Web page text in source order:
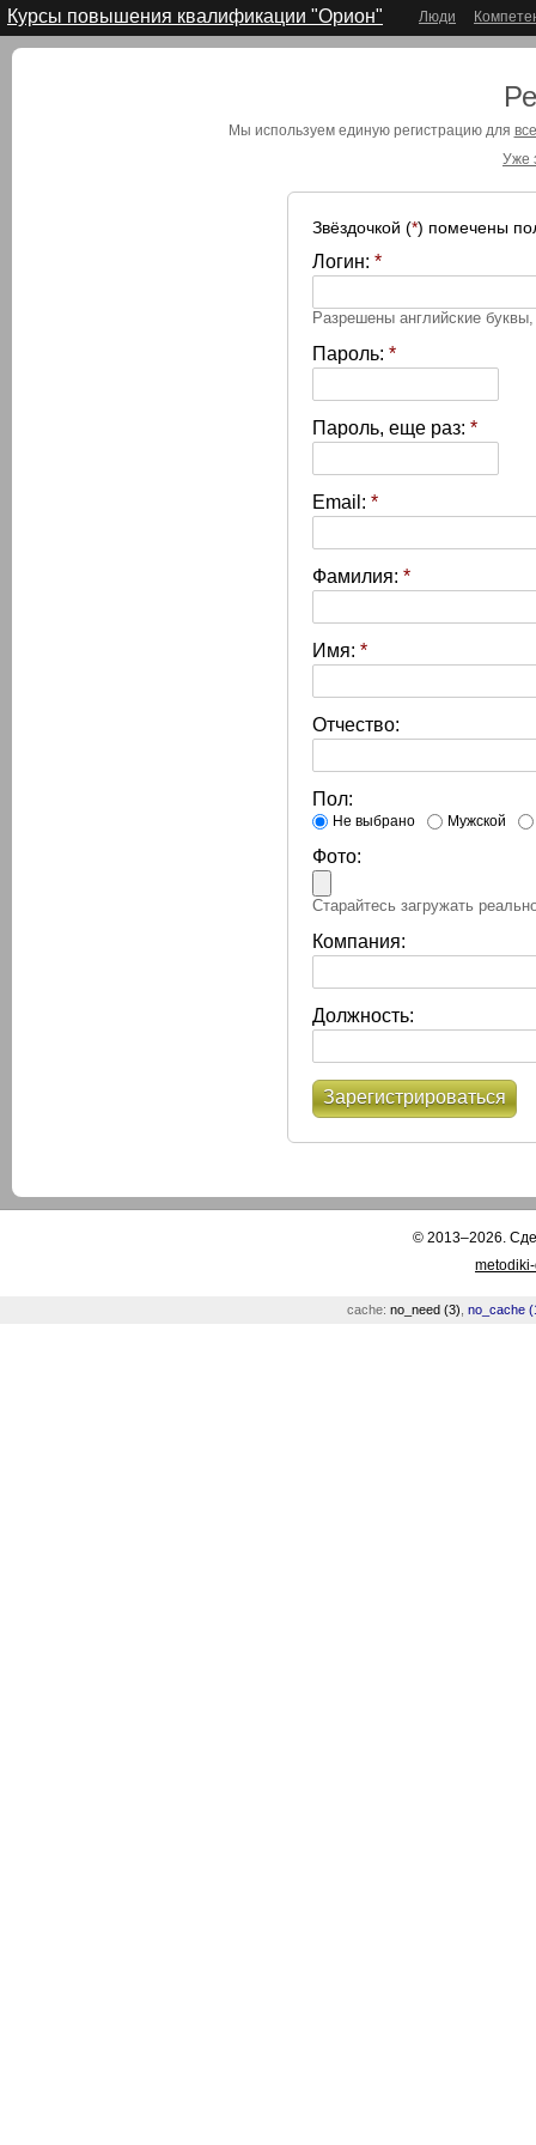
Курсы повышения квалификации "Орион" Люди
Мы используем единую регистрацию для
Уже
Звёздочкой (*) помечены
Логин: *
Разрешены английские
Пароль: *
Пароль, еще раз: *
Email: *
Фамилия: *
Имя: *
Отчество:
Пол:
Не выбрано Мужской
Фото:
Старайтесь загружать
Компания:
Должность:
Зарегистрироваться
© 2013–2026.
cache: no_need (3) no_cache